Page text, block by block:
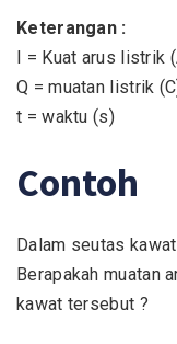
Keterangan :
I = Kuat arus listrik
Q = muatan listrik
t = waktu (s)
Contoh
Dalam seutas
Berapakah muatan
kawat tersebut ?